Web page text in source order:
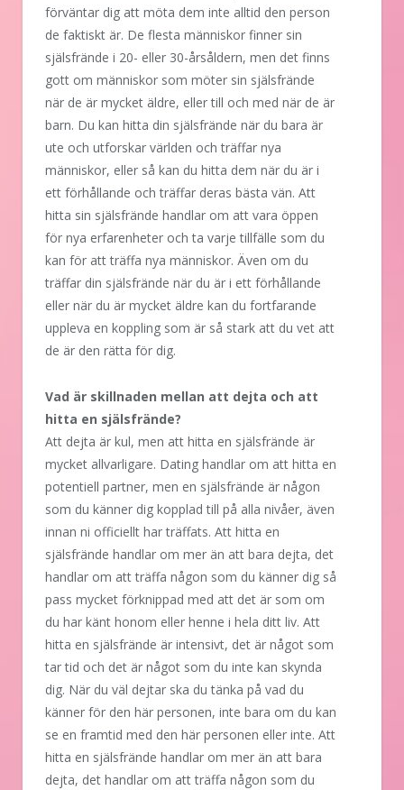
förväntar dig att möta dem inte alltid den person
de faktiskt är. De flesta människor finner sin
själsfrände i 20- eller 30-årsåldern, men det finns
gott om människor som möter sin själsfrände
när de är mycket äldre, eller till och med när de är
barn. Du kan hitta din själsfrände när du bara är
ute och utforskar världen och träffar nya
människor, eller så kan du hitta dem när du är i
ett förhållande och träffar deras bästa vän. Att
hitta sin själsfrände handlar om att vara öppen
för nya erfarenheter och ta varje tillfälle som du
kan för att träffa nya människor. Även om du
träffar din själsfrände när du är i ett förhållande
eller när du är mycket äldre kan du fortfarande
uppleva en koppling som är så stark att du vet att
de är den rätta för dig.
Vad är skillnaden mellan att dejta och att
hitta en själsfrände?
Att dejta är kul, men att hitta en själsfrände är
mycket allvarligare. Dating handlar om att hitta en
potentiell partner, men en själsfrände är någon
som du känner dig kopplad till på alla nivåer, även
innan ni officiellt har träffats. Att hitta en
själsfrände handlar om mer än att bara dejta, det
handlar om att träffa någon som du känner dig så
pass mycket förknippad med att det är som om
du har känt honom eller henne i hela ditt liv. Att
hitta en själsfrände är intensivt, det är något som
tar tid och det är något som du inte kan skynda
dig. När du väl dejtar ska du tänka på vad du
känner för den här personen, inte bara om du kan
se en framtid med den här personen eller inte. Att
hitta en själsfrände handlar om mer än att bara
dejta, det handlar om att träffa någon som du